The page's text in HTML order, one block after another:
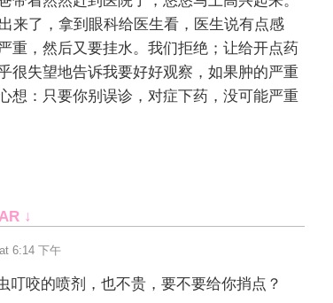
来了，拿到眼科给医生看，医生说有点感
重，然后又要挂水。我们拒绝；让给开点药
很失望地告诉我要好好观察，如果肿的严重
想：只要你别误诊，对症下药，没可能严重
↓
6:14 下午
叮咬的喷剂，也不贵，要不要给你捎点？